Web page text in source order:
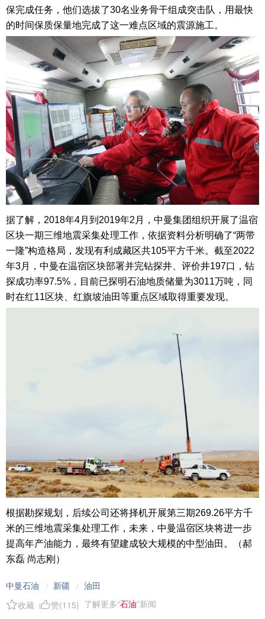
保完成任务，他们选拔了30名业务骨干组成突击队，用最快
的时间保质保量地完成了这一难点区域的震源施工。
据了解，2018年4月到2019年2月，中曼集团组织开展了温宿
区块一期三维地震采集处理工作，依据资料分析明确了“两带
一隆”构造格局，发现有利成藏区共105平方千米。截至2022
年3月，中曼在温宿区块部署并完钻探井、评价井197口，钻
探成功率97.5%，目前已探明石油地质储量为3011万吨，同
时在红11区块、红旗坡油田等重点区域取得重要发现。
根据勘探规划，后续公司还将择机开展第三期269.26平方千
米的三维地震采集处理工作，未来，中曼温宿区块将进一步
提高年产油能力，最终有望建成较大规模的中型油田。（郝
东磊 尚志刚）
中曼石油 / 新疆 / 油田
收藏
赞(115) 了解更多“石油”新闻